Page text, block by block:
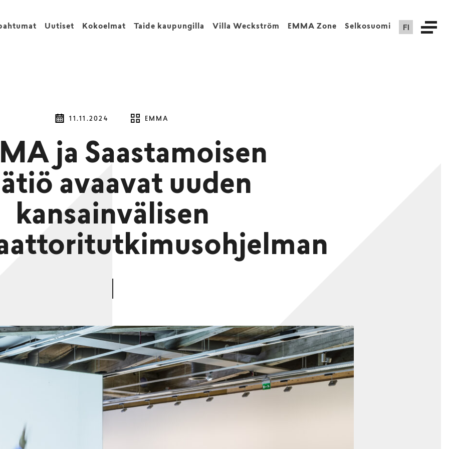
Uutiset Kokoelmat Taide kaupungilla Villa Weckström EMMA Zone Selkosuomi FI
11.11.2024 EMMA
ja Saastamoisen
avaavat uuden
kansainvälisen